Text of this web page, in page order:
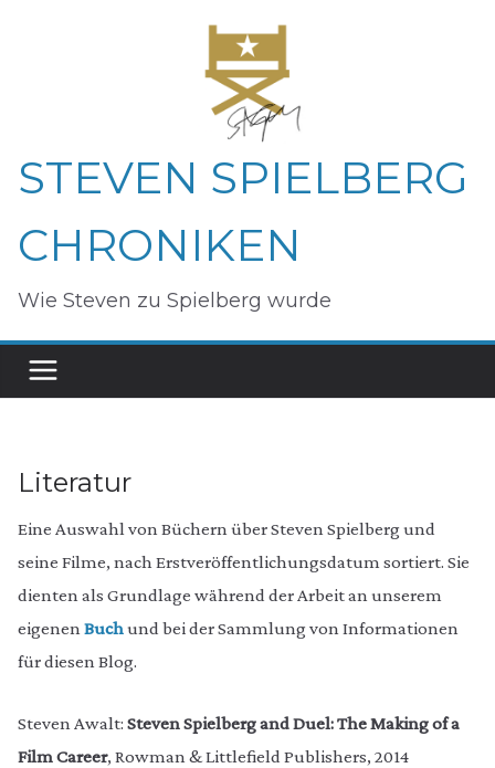
STEVEN SPIELBERG
CHRONIKEN
Wie Steven zu Spielberg wurde
Literatur
Eine Auswahl von Büchern über Steven Spielberg und
seine Filme, nach Erstveröffentlichungsdatum sortiert. Sie
dienten als Grundlage während der Arbeit an unserem
eigenenBuchund bei der Sammlung von Informationen
für diesen Blog.
Steven Awalt: Steven Spielberg and Duel: The Making of a
Film Career, Rowman & Littlefield Publishers, 2014